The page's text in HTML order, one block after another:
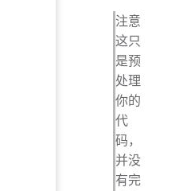
注意
这只
是预
处理
你的
代
码，
并没
有完